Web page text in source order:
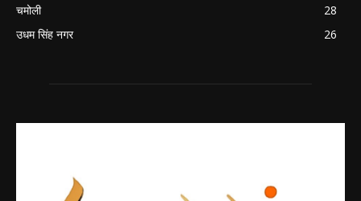
चमोली
28
उधम सिंह नगर
26